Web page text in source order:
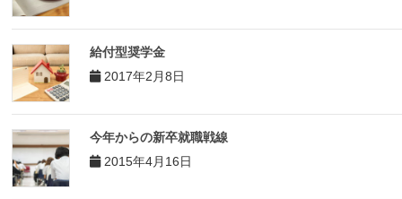
給付型奨学金
2017年2月8日
今年からの新卒就職戦線
2015年4月16日